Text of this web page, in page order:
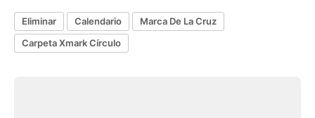
Eliminar Calendario
Marca De La Cruz
Carpeta Xmark Círculo